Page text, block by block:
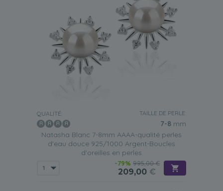
QUALITÉ: TAILLE DE PERLE:
7-8 mm
Natasha Blanc 7-8mm AAAA-qualité perles
d'eau douce 925/1000 Argent-Boucles
d'oreilles en perles
-79% 995,00 €
209,00 €